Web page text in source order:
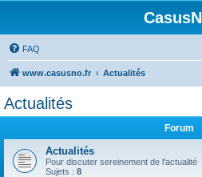
FAQ
www.casusno.fr Actualités
Actualités
Forum
Actualités
Pour discuter sereinement de l'actualité
Sujets : 8